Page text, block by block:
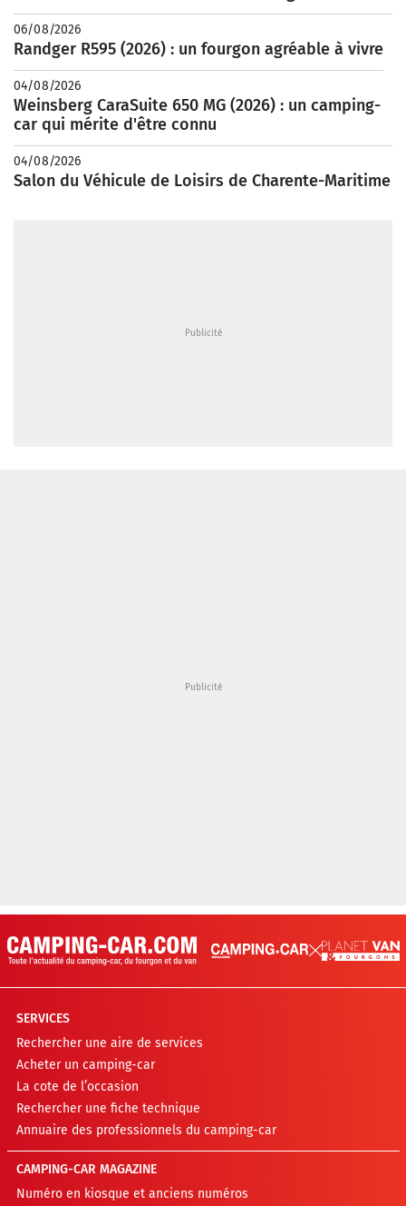
06/08/2026
Randger R595 (2026) : un fourgon agréable à vivre
04/08/2026
Weinsberg CaraSuite 650 MG (2026) : un camping-
car qui mérite d'être connu
04/08/2026
Salon du Véhicule de Loisirs de Charente-Maritime
SERVICES
Rechercher une aire de services
Acheter un camping-car
La cote de l’occasion
Rechercher une fiche technique
Annuaire des professionnels du camping-car
CAMPING-CAR MAGAZINE
Numéro en kiosque et anciens numéros